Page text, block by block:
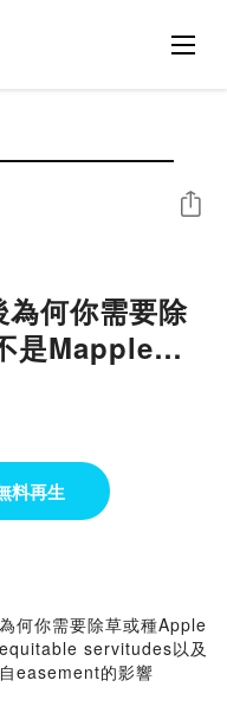
何你需要除
是Mapple
covenant or
討論
シェア
料再生
何你需要除草或種Apple
servitudes以及
easement的影響